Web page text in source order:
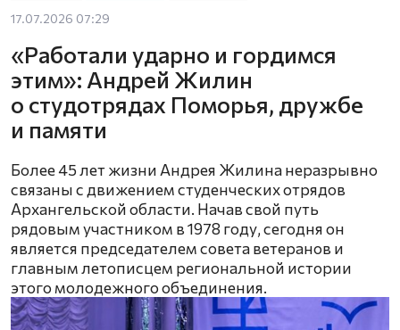
17.07.2026 07:29
«Работали ударно и гордимся
этим»: Андрей Жилин
о студотрядах Поморья, дружбе
и памяти
Более 45 лет жизни Андрея Жилина неразрывно
связаны с движением студенческих отрядов
Архангельской области. Начав свой путь
рядовым участником в 1978 году, сегодня он
является председателем совета ветеранов и
главным летописцем региональной истории
этого молодежного объединения.